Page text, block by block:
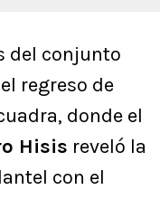
del conjunto
regreso de
donde el
Hisis reveló la
con el